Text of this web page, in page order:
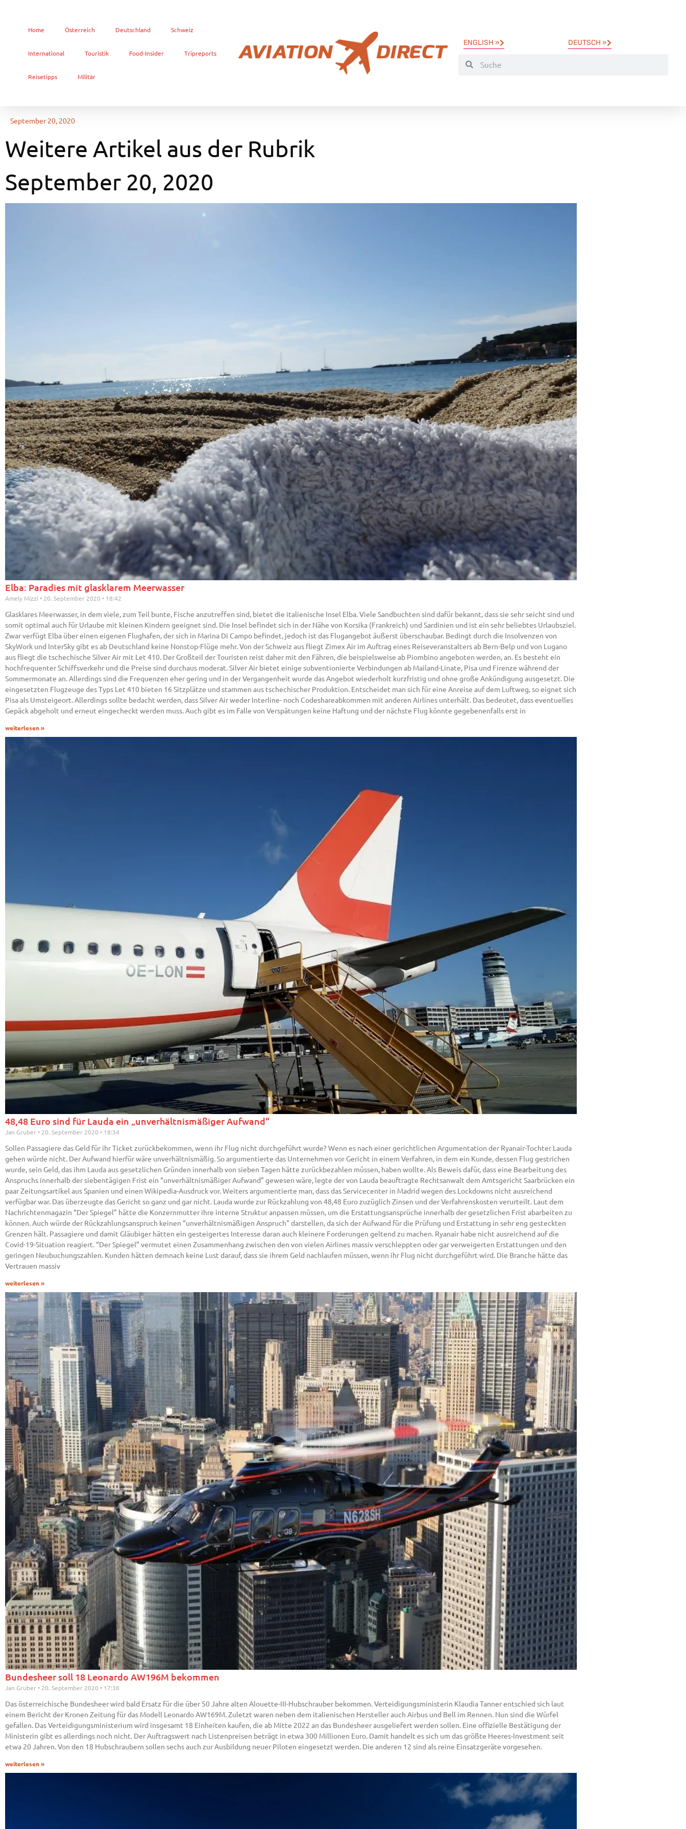
Home Österreich Deutschland Schweiz
International Touristik Food-Insider Tripreports
Reisetipps Militär
ENGLISH » DEUTSCH »
September 20, 2020
Weitere Artikel aus der Rubrik
September 20, 2020
Elba: Paradies mit glasklarem Meerwasser
Amely Mizzi 20. September 2020 18:42
Glasklares Meerwasser, in dem viele, zum Teil bunte, Fische anzutreffen sind, bietet die italienische Insel Elba. Viele Sandbuchten sind dafür bekannt, dass sie sehr seicht sind und
somit optimal auch für Urlaube mit kleinen Kindern geeignet sind. Die Insel befindet sich in der Nähe von Korsika (Frankreich) und Sardinien und ist ein sehr beliebtes Urlaubsziel.
Zwar verfügt Elba über einen eigenen Flughafen, der sich in Marina Di Campo befindet, jedoch ist das Flugangebot äußerst überschaubar. Bedingt durch die Insolvenzen von
SkyWork und InterSky gibt es ab Deutschland keine Nonstop-Flüge mehr. Von der Schweiz aus fliegt Zimex Air im Auftrag eines Reiseveranstalters ab Bern-Belp und von Lugano
aus fliegt die tschechische Silver Air mit Let 410. Der Großteil der Touristen reist daher mit den Fähren, die beispielsweise ab Piombino angeboten werden, an. Es besteht ein
hochfrequenter Schiffsverkehr und die Preise sind durchaus moderat. Silver Air bietet einige subventionierte Verbindungen ab Mailand-Linate, Pisa und Firenze während der
Sommermonate an. Allerdings sind die Frequenzen eher gering und in der Vergangenheit wurde das Angebot wiederholt kurzfristig und ohne große Ankündigung ausgesetzt. Die
eingesetzten Flugzeuge des Typs Let 410 bieten 16 Sitzplätze und stammen aus tschechischer Produktion. Entscheidet man sich für eine Anreise auf dem Luftweg, so eignet sich
Pisa als Umsteigeort. Allerdings sollte bedacht werden, dass Silver Air weder Interline- noch Codeshareabkommen mit anderen Airlines unterhält. Das bedeutet, dass eventuelles
Gepäck abgeholt und erneut eingecheckt werden muss. Auch gibt es im Falle von Verspätungen keine Haftung und der nächste Flug könnte gegebenenfalls erst in
weiterlesen »
48,48 Euro sind für Lauda ein „unverhältnismäßiger Aufwand“
Jan Gruber 20. September 2020 18:34
Sollen Passagiere das Geld für ihr Ticket zurückbekommen, wenn ihr Flug nicht durchgeführt wurde? Wenn es nach einer gerichtlichen Argumentation der Ryanair-Tochter Lauda
gehen würde nicht. Der Aufwand hierfür wäre unverhältnismäßig. So argumentierte das Unternehmen vor Gericht in einem Verfahren, in dem ein Kunde, dessen Flug gestrichen
wurde, sein Geld, das ihm Lauda aus gesetzlichen Gründen innerhalb von sieben Tagen hätte zurückbezahlen müssen, haben wollte. Als Beweis dafür, dass eine Bearbeitung des
Anspruchs innerhalb der siebentägigen Frist ein “unverhältnismäßiger Aufwand” gewesen wäre, legte der von Lauda beauftragte Rechtsanwalt dem Amtsgericht Saarbrücken ein
paar Zeitungsartikel aus Spanien und einen Wikipedia-Ausdruck vor. Weiters argumentierte man, dass das Servicecenter in Madrid wegen des Lockdowns nicht ausreichend
verfügbar war. Das überzeugte das Gericht so ganz und gar nicht. Lauda wurde zur Rückzahlung von 48,48 Euro zuzüglich Zinsen und der Verfahrenskosten verurteilt. Laut dem
Nachrichtenmagazin “Der Spiegel” hätte die Konzernmutter ihre interne Struktur anpassen müssen, um die Erstattungsansprüche innerhalb der gesetzlichen Frist abarbeiten zu
können. Auch würde der Rückzahlungsanspruch keinen “unverhältnismäßigen Anspruch” darstellen, da sich der Aufwand für die Prüfung und Erstattung in sehr eng gesteckten
Grenzen hält. Passagiere und damit Gläubiger hätten ein gesteigertes Interesse daran auch kleinere Forderungen geltend zu machen. Ryanair habe nicht ausreichend auf die
Covid-19-Situation reagiert. “Der Spiegel” vermutet einen Zusammenhang zwischen den von vielen Airlines massiv verschleppten oder gar verweigerten Erstattungen und den
geringen Neubuchungszahlen. Kunden hätten demnach keine Lust darauf, dass sie ihrem Geld nachlaufen müssen, wenn ihr Flug nicht durchgeführt wird. Die Branche hätte das
Vertrauen massiv
weiterlesen »
Bundesheer soll 18 Leonardo AW196M bekommen
Jan Gruber 20. September 2020 17:38
Das österreichische Bundesheer wird bald Ersatz für die über 50 Jahre alten Alouette-III-Hubschrauber bekommen. Verteidigungsministerin Klaudia Tanner entschied sich laut
einem Bericht der Kronen Zeitung für das Modell Leonardo AW169M. Zuletzt waren neben dem italienischen Hersteller auch Airbus und Bell im Rennen. Nun sind die Würfel
gefallen. Das Verteidigungsministerium wird insgesamt 18 Einheiten kaufen, die ab Mitte 2022 an das Bundesheer ausgeliefert werden sollen. Eine offizielle Bestätigung der
Ministerin gibt es allerdings noch nicht. Der Auftragswert nach Listenpreisen beträgt in etwa 300 Millionen Euro. Damit handelt es sich um das größte Heeres-Investment seit
etwa 20 Jahren. Von den 18 Hubschraubern sollen sechs auch zur Ausbildung neuer Piloten eingesetzt werden. Die anderen 12 sind als reine Einsatzgeräte vorgesehen.
weiterlesen »